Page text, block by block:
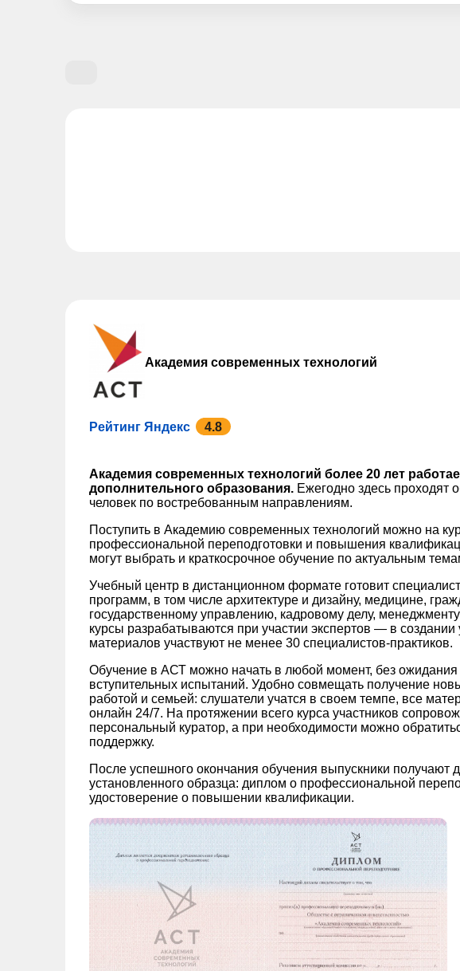
Академия современных технологий
Рейтинг Яндекс 4.8
Академия современных технологий более 20 лет
дополнительного образования. Ежегодно здесь проходят
человек по востребованным направлениям.
Поступить в Академию современных технологий можно на
профессиональной переподготовки и повышения
могут выбрать и краткосрочное обучение по актуальным
Учебный центр в дистанционном формате готовит
программ, в том числе архитектуре и дизайну, медицине,
государственному управлению, кадровому делу,
курсы разрабатываются при участии экспертов — в создании
материалов участвуют не менее 30 специалистов-практиков.
Обучение в АСТ можно начать в любой момент, без ожидания
вступительных испытаний. Удобно совмещать получение
работой и семьей: слушатели учатся в своем темпе, все
онлайн 24/7. На протяжении всего курса участников
персональный куратор, а при необходимости можно
поддержку.
После успешного окончания обучения выпускники получают
установленного образца: диплом о профессиональной
удостоверение о повышении квалификации.